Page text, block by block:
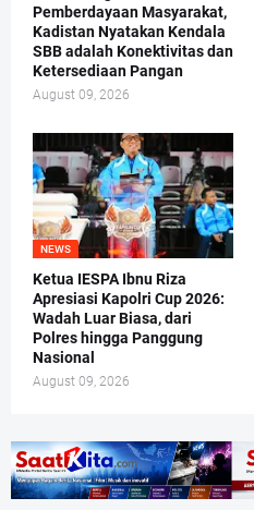
Pemberdayaan Masyarakat,
Kadistan Nyatakan Kendala
SBB adalah Konektivitas dan
Ketersediaan Pangan
August 09, 2026
NEWS
Ketua IESPA Ibnu Riza
Apresiasi Kapolri Cup 2026:
Wadah Luar Biasa, dari
Polres hingga Panggung
Nasional
August 09, 2026